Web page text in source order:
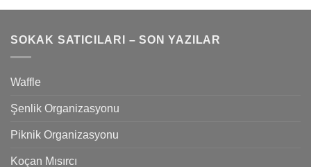
SOKAK SATICILARI – SON YAZILAR
Waffle
Şenlik Organizasyonu
Piknik Organizasyonu
Koçan Mısırcı